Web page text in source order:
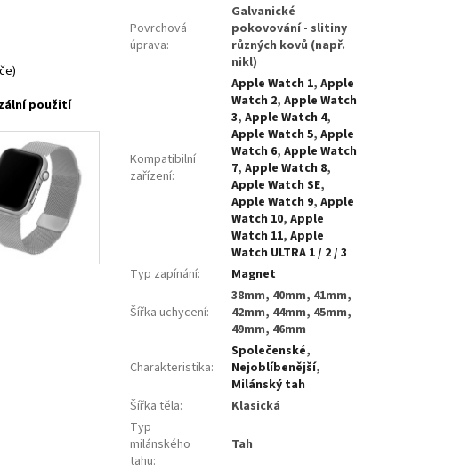
použití
Povrchová
úprava:
Galvanické
pokovování - slitiny
různých kovů (např.
nikl)
Kompatibilní
zařízení:
Apple Watch 1,Apple
Watch 2,Apple Watch
3,Apple Watch 4,
Apple Watch 5,Apple
Watch 6,Apple Watch
7,Apple Watch 8,
Apple Watch SE,
Apple Watch 9,Apple
Watch 10,Apple
Watch 11,Apple
Watch ULTRA 1 / 2 / 3
Typ zapínání: Magnet
Šířka uchycení:
38mm, 40mm, 41mm,
42mm, 44mm, 45mm,
49mm, 46mm
Charakteristika:
Společenské,
Nejoblíbenější,
Milánský tah
Šířka těla:
Klasická
Typ
milánského
tahu:
Tah